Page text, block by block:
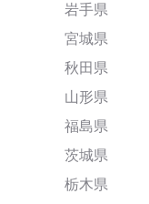
岩手県
宮城県
秋田県
山形県
福島県
茨城県
栃木県